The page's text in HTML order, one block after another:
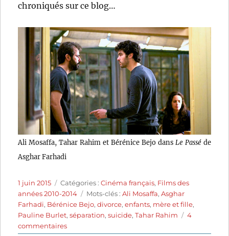
chroniqués sur ce blog…
Ali Mosaffa, Tahar Rahim et Bérénice Bejo dans Le Passéde
Asghar Farhadi
Publié
le
1 juin 2015 Catégories
Catégories :Cinéma français, Films des
années 2010-2014
Étiquettes
Mots-clés :Ali Mosaffa,Asghar
Farhadi, Bérénice Bejo,divorce,enfants, mère et fille,
Pauline Burlet,séparation,suicide,Tahar Rahim
4
commentairessur